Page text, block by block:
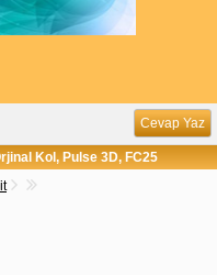
Cevap Yaz
Kol, Pulse 3D, FC25